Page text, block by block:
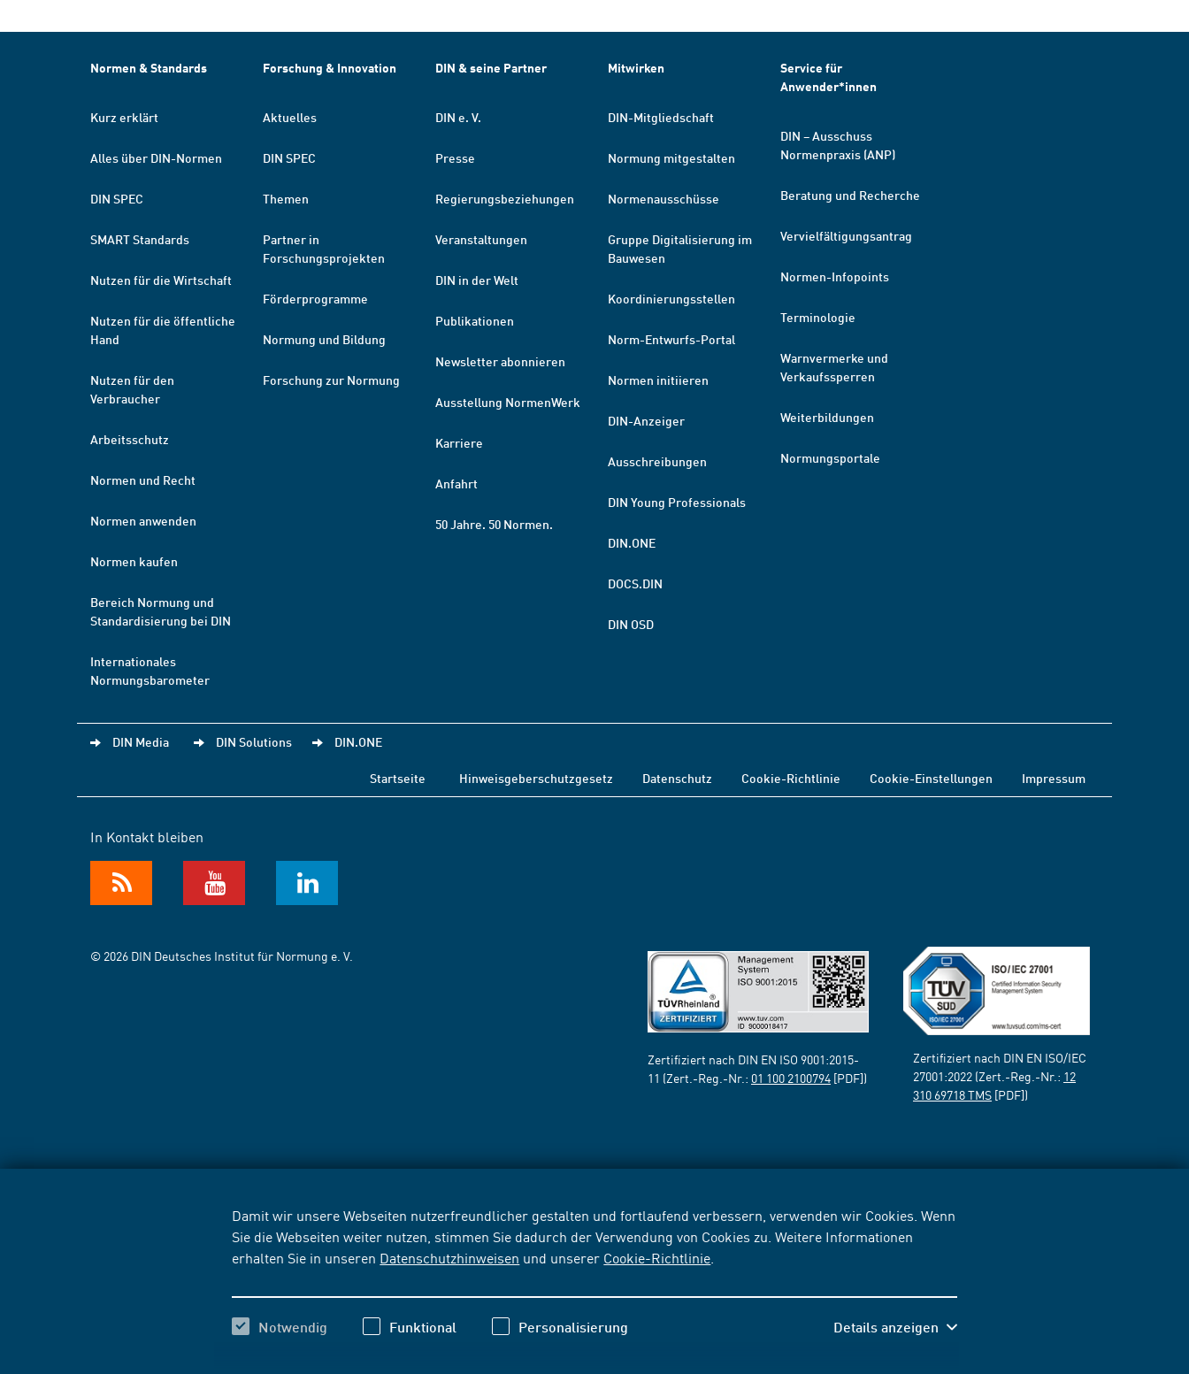
Damit wir unsere Webseiten nutzerfreundlicher gestalten und fortlaufend verbessern, verwenden wir Cookies. Wenn
Sie die Webseiten weiter nutzen, stimmen Sie dadurch der Verwendung von Cookies zu. Weitere Informationen
erhalten Sie in unseren Datenschutzhinweisen und unserer Cookie-Richtlinie
Notwendig Funktional Personalisierung Details anzeigen
Normen & Standards
Kurz erklärt
Alles über DIN-Normen
DIN SPEC
SMART Standards
Nutzen für die Wirtschaft
Nutzen für die öffentliche
Hand
Nutzen für den
Verbraucher
Arbeitsschutz
Normen und Recht
Normen anwenden
Normen kaufen
Bereich Normung und
Standardisierung bei DIN
Internationales
Normungsbarometer
Forschung & Innovation
Aktuelles
DIN SPEC
Themen
Partner in
Forschungsprojekten
Förderprogramme
Normung und Bildung
Forschung zur Normung
DIN & seine Partner
DIN e. V.
Presse
Regierungsbeziehungen
Veranstaltungen
DIN in der Welt
Publikationen
Newsletter abonnieren
Ausstellung NormenWerk
Karriere
Anfahrt
50 Jahre. 50 Normen.
Mitwirken
DIN-Mitgliedschaft
Normung mitgestalten
Normenausschüsse
Gruppe Digitalisierung im
Bauwesen
Koordinierungsstellen
Norm-Entwurfs-Portal
Normen initiieren
DIN-Anzeiger
Ausschreibungen
DIN Young Professionals
DIN.ONE
DOCS.DIN
DIN OSD
Service für
Anwender*innen
DIN – Ausschuss
Normenpraxis (ANP)
Beratung und Recherche
Vervielfältigungsantrag
Normen-Infopoints
Terminologie
Warnvermerke und
Verkaufssperren
Weiterbildungen
Normungsportale
DIN Media DIN Solutions DIN.ONE
Startseite Hinweisgeberschutzgesetz Datenschutz Cookie-Richtlinie Cookie-Einstellungen Impressum
In Kontakt bleiben
© 2026 DIN Deutsches Institut für Normung e. V.
Zertifiziert nach DIN EN ISO 9001:2015-
11 (Zert.-Reg.-Nr.: 01 100 2100794 [PDF])
Zertifiziert nach DIN EN ISO/IEC
27001:2022 (Zert.-Reg.-Nr.: 12
310 69718 TMS [PDF])